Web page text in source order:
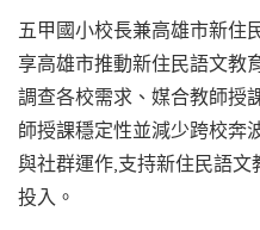
五甲國小校長兼高雄市新住
享高雄市推動新住民語文教
調查各校需求、媒合教師授
師授課穩定性並減少跨校奔
與社群運作,支持新住民語
投入。